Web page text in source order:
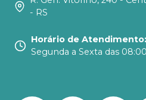
- RS
Horário de Atendimento:
Segunda a Sexta das